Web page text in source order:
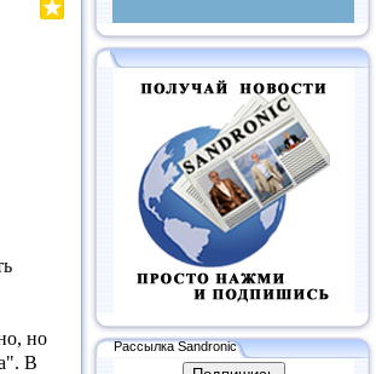
но
В
Рассылка Sandronic